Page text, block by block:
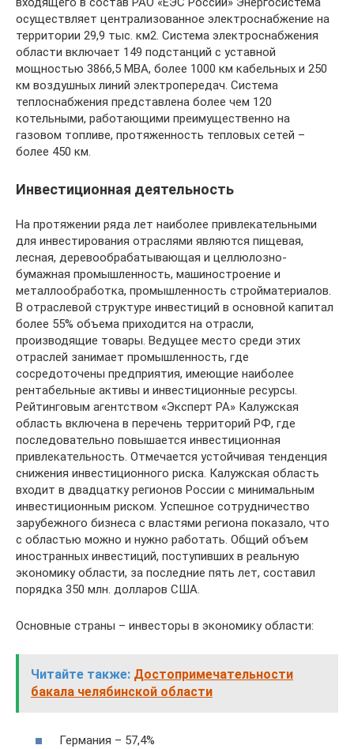
осуществляет централизованное электроснабжение на
территории 29,9 тыс. км2. Система электроснабжения
области включает 149 подстанций с уставной
мощностью 3866,5 МВА, более 1000 км кабельных и 250
км воздушных линий электропередач. Система
теплоснабжения представлена более чем 120
котельными, работающими преимущественно на
газовом топливе, протяженность тепловых сетей –
более 450 км.
Инвестиционная деятельность
На протяжении ряда лет наиболее привлекательными
для инвестирования отраслями являются пищевая,
лесная, деревообрабатывающая и целлюлозно-
бумажная промышленность, машиностроение и
металлообработка, промышленность стройматериалов.
В отраслевой структуре инвестиций в основной капитал
более 55% объема приходится на отрасли,
производящие товары. Ведущее место среди этих
отраслей занимает промышленность, где
сосредоточены предприятия, имеющие наиболее
рентабельные активы и инвестиционные ресурсы.
Рейтинговым агентством «Эксперт РА» Калужская
область включена в перечень территорий РФ, где
последовательно повышается инвестиционная
привлекательность. Отмечается устойчивая тенденция
снижения инвестиционного риска. Калужская область
входит в двадцатку регионов России с минимальным
инвестиционным риском. Успешное сотрудничество
зарубежного бизнеса с властями региона показало, что
с областью можно и нужно работать. Общий объем
иностранных инвестиций, поступивших в реальную
экономику области, за последние пять лет, составил
порядка 350 млн. долларов США.
Основные страны – инвесторы в экономику области:
Читайте также: Достопримечательности
бакала челябинской области
Германия – 57,4%